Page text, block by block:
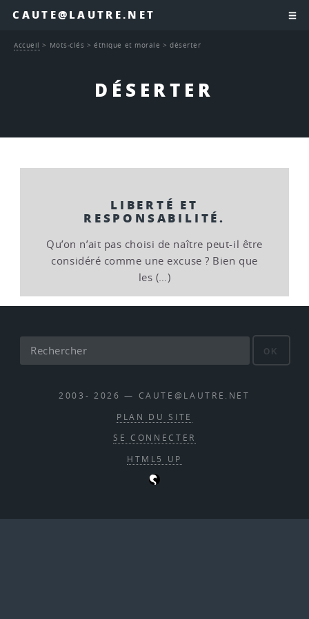
CAUTE@LAUTRE.NET
DÉSERTER
Accueil > Mots-clés >éthique et morale >déserter
LIBERTÉ ET
RESPONSABILITÉ.
Qu’on n’ait pas choisi de naître peut-il être
considéré comme une excuse ? Bien que
les (…)
OK
2003- 2026 — CAUTE@LAUTRE.NET
PLAN DU SITE
SE CONNECTER
HTML5 UP